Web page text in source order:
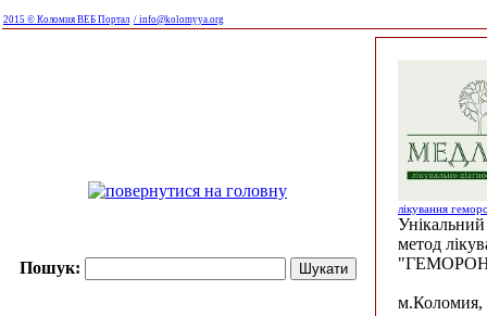
2015 © Коломия ВЕБ Портал / info@kolomyya.org
Пошук:
лікування
Унікальний
метод
м.Коломия,